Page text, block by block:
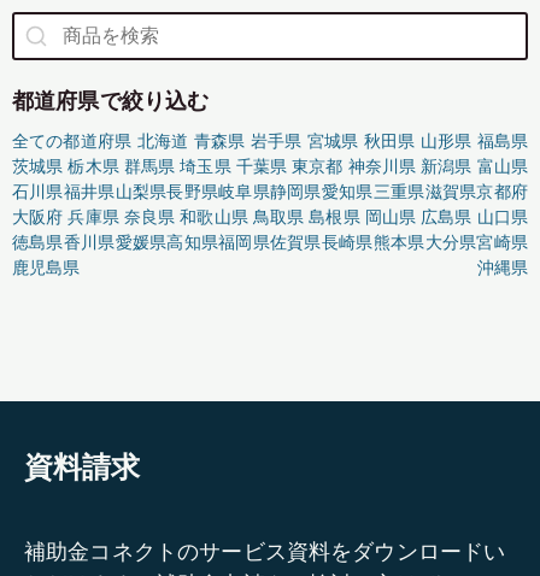
都道府県で絞り込む
全ての都道府県 北海道 青森県 岩手県 宮城県 秋田県 山形県 福島県
茨城県 栃木県 群馬県 埼玉県 千葉県 東京都 神奈川県 新潟県 富山県
石川県福井県山梨県長野県岐阜県静岡県愛知県三重県滋賀県京都府
大阪府 兵庫県 奈良県 和歌山県 鳥取県 島根県 岡山県 広島県 山口県
徳島県香川県愛媛県高知県福岡県佐賀県長崎県熊本県大分県宮崎県
鹿児島県
沖縄県
資料請求
補助金コネクトのサービス資料をダウンロードい